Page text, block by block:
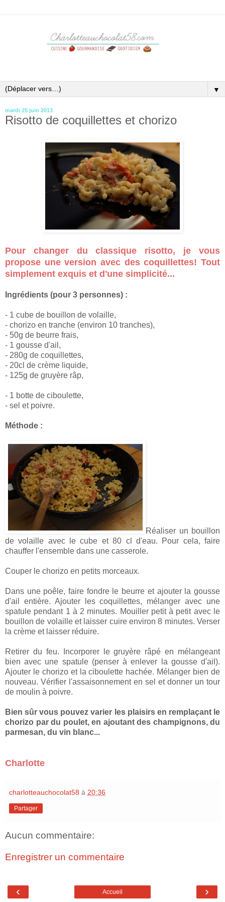
▼
mardi 25 juin 2013
Risotto de coquillettes et chorizo
Pour changer du classique risotto, je vous
propose une version avec des coquillettes! Tout
simplement exquis et d'une simplicité...
Ingrédients (pour 3 personnes) :
- 1 cube de bouillon de volaille,
- chorizo en tranche (environ 10 tranches),
- 50g de beurre frais,
- 1 gousse d'ail,
- 280g de coquillettes,
- 20cl de crème liquide,
- 125g de gruyère râp,
- 1 botte de ciboulette,
- sel et poivre.
Méthode :
Réaliser un bouillon
de volaille avec le cube et 80 cl d'eau. Pour cela, faire
chauffer l'ensemble dans une casserole.
Couper le chorizo en petits morceaux.
Dans une poêle, faire fondre le beurre et ajouter la gousse
d'ail entière. Ajouter les coquillettes, mélanger avec une
spatule pendant 1 à 2 minutes. Mouiller petit à petit avec le
bouillon de volaille et laisser cuire environ 8 minutes. Verser
la crème et laisser réduire.
Retirer du feu. Incorporer le gruyère râpé en mélangeant
bien avec une spatule (penser à enlever la gousse d'ail).
Ajouter le chorizo et la ciboulette hachée. Mélanger bien de
nouveau. Vérifier l'assaisonnement en sel et donner un tour
de moulin à poivre.
Bien sûr vous pouvez varier les plaisirs en remplaçant le
chorizo par du poulet, en ajoutant des champignons, du
parmesan, du vin blanc...
Charlotte
charlotteauchocolat58 à 20:36
Partager
Aucun commentaire:
Enregistrer un commentaire
‹ ›
Accueil